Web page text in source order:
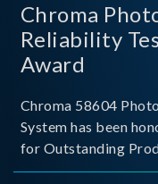
Chroma
Reliability Test
Award
Chroma 58604
System has been
for Outstanding
Optoelectronic and